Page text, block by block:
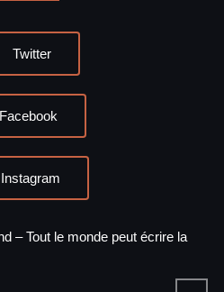
Twitter
Facebook
Instagram
– Tout le monde peut écrire la